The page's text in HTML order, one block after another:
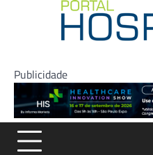
Publicidade